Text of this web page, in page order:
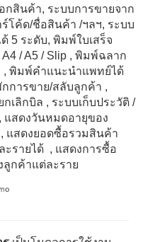
กสินค้า, ระบบการขายจาก
โค้ด/ชื่อสินค้า /ฯลฯ, ระบบ
ด้ 5 ระดับ, พิมพ์ใบเสร็จ
A4 / A5 / Slip , พิมพ์ฉลาก
, พิมพ์คำแนะนำแพทย์ได้
กการขาย/สลับลูกค้า ,
เลิกบิล , ระบบเก็บประวัติ /
, แสดงวันหมดอายุของ
, แสดงยอดซื้อรวมสินค้า
ะรายได้ , แสดงการซื้อ
ลูกค้าแต่ละราย